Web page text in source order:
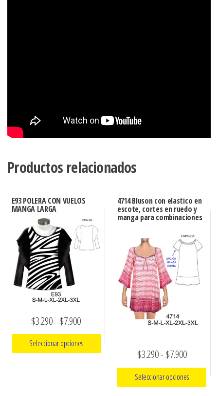
Productos relacionados
E93 POLERA CON VUELOS
MANGA LARGA
$3.290- $7.900Rango
de
precios:
Seleccionar opciones
4714 Bluson con elastico en
escote, cortes en ruedo y
manga para combinaciones
$3.290- $7.900Rango
de
precios:
Seleccionar opciones